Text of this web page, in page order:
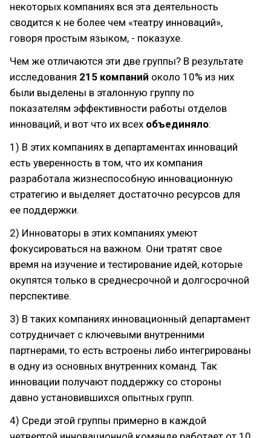
некоторых компаниях вся эта деятельность
сводится к не более чем «театру инноваций»,
говоря простым языком, - показухе.
Чем же отличаются эти две группы? В результате
исследования 215 компаний около 10% из них
были выделены в эталонную группу по
показателям эффективности работы отделов
инноваций, и вот что их всех объединяло:
1) В этих компаниях в департаментах инноваций
есть уверенность в том, что их компания
разработала жизнеспособную инновационную
стратегию и выделяет достаточно ресурсов для
ее поддержки.
2) Инноваторы в этих компаниях умеют
фокусироваться на важном. Они тратят свое
время на изучение и тестирование идей, которые
окупятся только в среднесрочной и долгосрочной
перспективе.
3) В таких компаниях инновационный департамент
сотрудничает с ключевыми внутренними
партнерами, то есть встроены либо интегрированы
в одну из основных внутренних команд. Так
инновации получают поддержку со стороны
давно установившихся опытных групп.
4) Среди этой группы примерно в каждой